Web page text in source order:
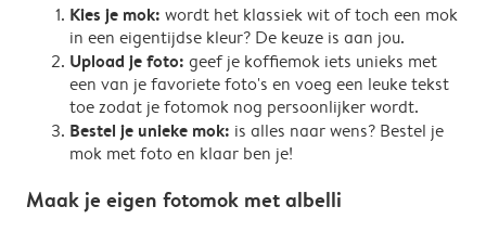
Kies je mok: wordt het klassiek wit of toch een mok
in een eigentijdse kleur? De keuze is aan jou.
Upload je foto: geef je koffiemok iets unieks met
een van je favoriete foto's en voeg een leuke tekst
toe zodat je fotomok nog persoonlijker wordt.
Bestel je unieke mok: is alles naar wens? Bestel je
mok met foto en klaar ben je!
Maak je eigen fotomok met albelli